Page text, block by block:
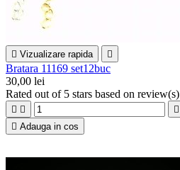
 Vizualizare rapida 
Bratara 11169 set12buc
30,00 lei
Rated out of 5 stars based on review(s)
  
 Adauga in cos